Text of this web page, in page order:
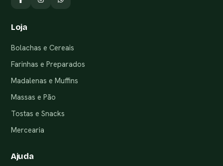
Loja
Bolachas e Cereais
Farinhas e Preparados
Madalenas e Muffins
Massas e Pão
Tostas e Snacks
Mercearia
Ajuda